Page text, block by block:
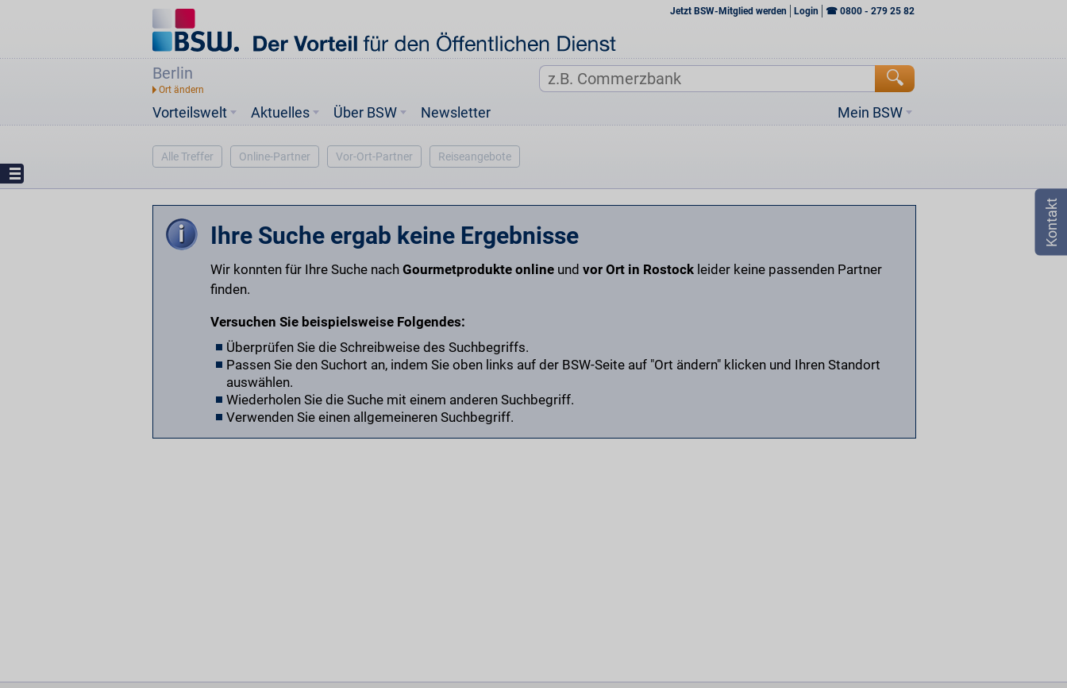
Jetzt BSW-Mitglied werden Login ☎ 0800 - 279 25 82
Berlin
Vorteilswelt Mein BSW
Aktuelles Über BSW Newsletter
Alle Treffer Online-Partner Vor-Ort-Partner Reiseangebote
Ihre Suche ergab keine Ergebnisse
Wir konnten für Ihre Suche nach Gourmetprodukte online und vor Ort in Rostock leider keine passenden Partner
finden.
Versuchen Sie beispielsweise Folgendes:
Überprüfen Sie die Schreibweise des Suchbegriffs.
Passen Sie den Suchort an, indem Sie oben links auf der BSW-Seite auf "Ort ändern" klicken und Ihren Standort
auswählen.
Wiederholen Sie die Suche mit einem anderen Suchbegriff.
Verwenden Sie einen allgemeineren Suchbegriff.